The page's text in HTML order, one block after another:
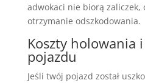
adwokaci nie biorą zaliczek,
otrzymanie odszkodowania.
Koszty holowania
pojazdu
Jeśli twój pojazd został